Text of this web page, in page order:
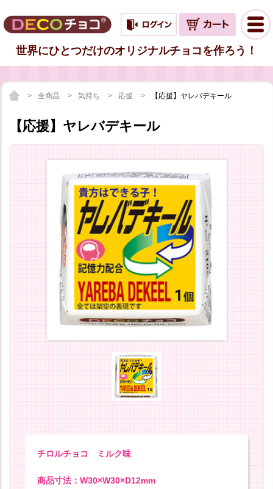
世界にひとつだけのオリジナルチョコを作ろう！
全商品 気持ち 応援 【応援】ヤレバデキール
【応援】ヤレバデキール
チロルチョコ ミルク味
商品寸法：W30×W30×D12mm